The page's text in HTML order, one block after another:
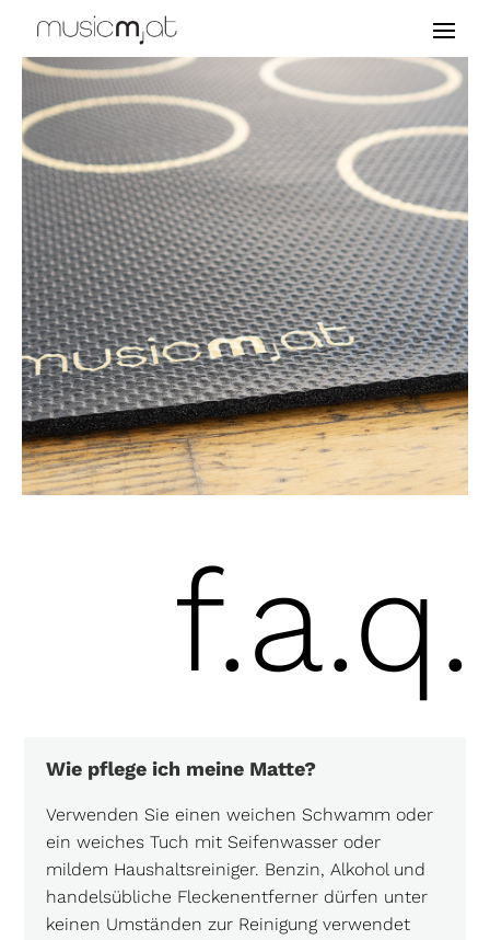
f.a.q.
Wie pflege ich meine Matte?
Verwenden Sie einen weichen Schwamm oder
ein weiches Tuch mit Seifenwasser oder
mildem Haushaltsreiniger. Benzin, Alkohol und
handelsübliche Fleckenentferner dürfen unter
keinen Umständen zur Reinigung verwendet